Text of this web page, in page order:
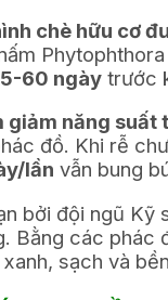
chè hữu cơ
60 ngày trước
giảm năng suất
đồ. Khi rễ
lần vẫn bung
bởi đội ngũ Kỹ
Bằng các phác
sạch và